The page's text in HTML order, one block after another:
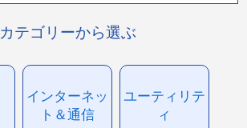
カテゴリーから選ぶ
インターネッ
ト＆通信
ユーティリテ
ィ